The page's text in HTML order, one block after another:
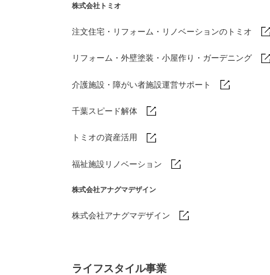
株式会社トミオ
注文住宅・リフォーム・リノベーションのトミオ
リフォーム・外壁塗装・小屋作り・ ガーデニング
介護施設・障がい者施設運営サポート
千葉スピード解体
トミオの資産活用
福祉施設リノベーション
株式会社アナグマデザイン
株式会社アナグマデザイン
ライフスタイル事業